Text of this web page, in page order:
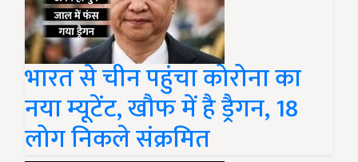
भारत से चीन पहुंचा कोरोना का
नया म्यूटेंट, खौफ में है ड्रैगन, 18
लोग निकले संक्रमित